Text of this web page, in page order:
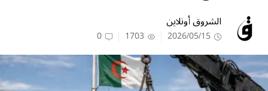
الشروق أونلاين
2026/05/15
1703
0